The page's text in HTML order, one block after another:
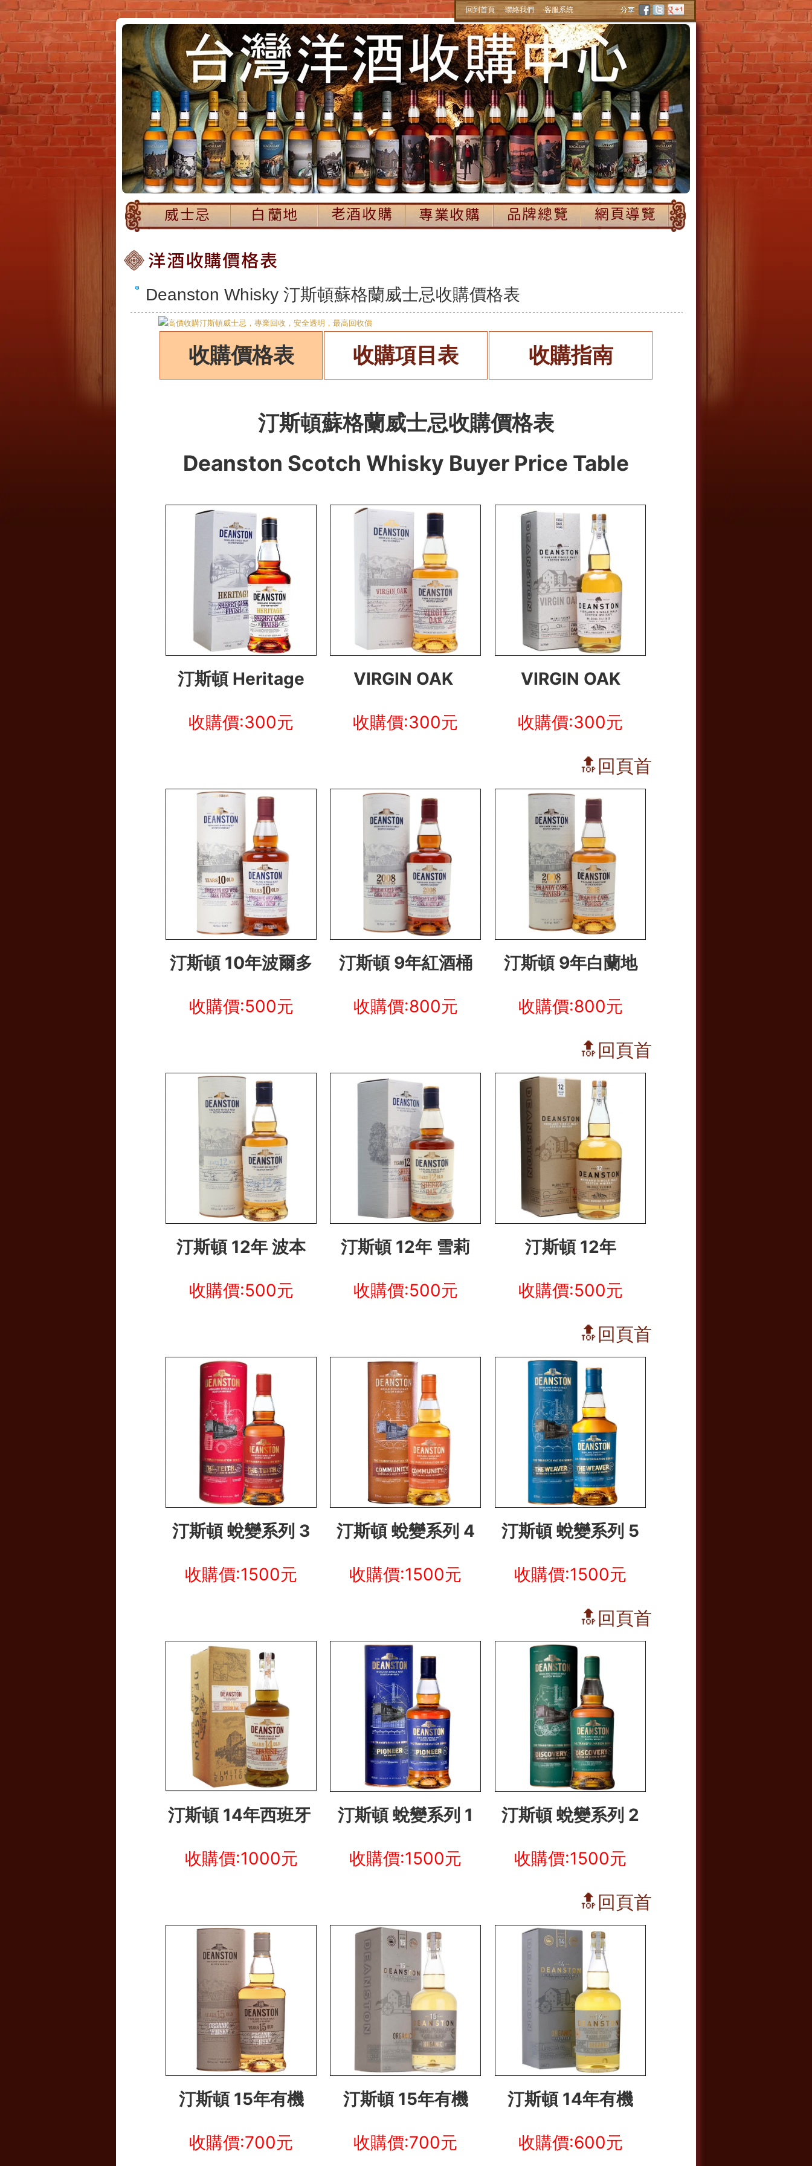
‧回到首頁 ‧聯絡我們 ‧客服系統
Deanston Whisky 汀斯頓蘇格蘭威士忌收購價格表
收購價格表 收購項目表 收購指南
汀斯頓蘇格蘭威士忌收購價格表
Deanston Scotch Whisky Buyer Price Table
汀斯頓 Heritage VIRGIN OAK VIRGIN OAK
收購價:300元 收購價:300元 收購價:300元
🔝回頁首
汀斯頓 10年波爾多 汀斯頓 9年紅酒桶 汀斯頓 9年白蘭地
收購價:500元 收購價:800元 收購價:800元
🔝回頁首
汀斯頓 12年 波本 汀斯頓 12年 雪莉 汀斯頓 12年
收購價:500元 收購價:500元 收購價:500元
🔝回頁首
汀斯頓 蛻變系列 3 汀斯頓 蛻變系列 4 汀斯頓 蛻變系列 5
收購價:1500元 收購價:1500元 收購價:1500元
🔝回頁首
汀斯頓 14年西班牙 汀斯頓 蛻變系列 1 汀斯頓 蛻變系列 2
收購價:1000元 收購價:1500元 收購價:1500元
🔝回頁首
汀斯頓 15年有機 汀斯頓 15年有機 汀斯頓 14年有機
收購價:700元 收購價:700元 收購價:600元